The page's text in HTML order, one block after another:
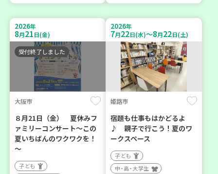
2026年
8月21日(金)
受付終了しました
大阪市
８月21日（金） 夏休みフ
ァミリーコンサート～この
夏いちばんのワクワクを！
～
子ども
2026年
7月22日(水)～8月22日(土)
姫路市
宿題も仕事もはかどるよ
♪ 親子で行こう！夏のワ
ークスペース
子ども
中・高・大学生